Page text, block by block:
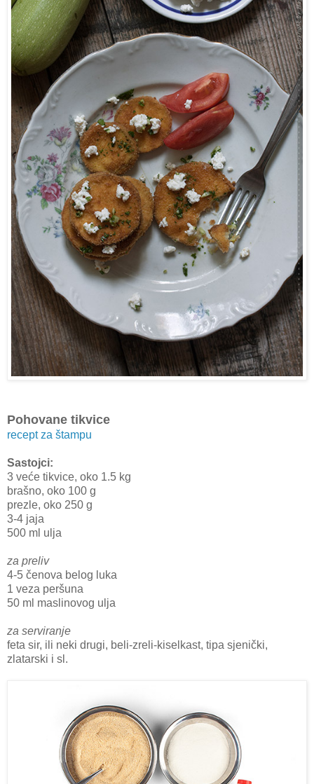
Pohovane tikvice
recept za štampu
Sastojci:
3 veće tikvice, oko 1.5 kg
brašno, oko 100 g
prezle, oko 250 g
3-4 jaja
500 ml ulja
za preliv
4-5 čenova belog luka
1 veza peršuna
50 ml maslinovog ulja
za serviranje
feta sir, ili neki drugi, beli-zreli-kiselkast, tipa sjenički,
zlatarski i sl.